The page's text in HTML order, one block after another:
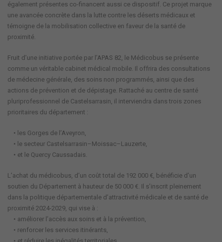
également présentes co-financent aussi ce dispositif. Ce projet marque
une avancée concrète dans la lutte contre les déserts médicaux et
témoigne de la mobilisation collective en faveur de la santé de
proximité.
Fruit d’une initiative portée par l’APAS 82, le Médicobus se présente
comme un véritable cabinet médical mobile. Il offrira des consultations
de médecine générale, des soins non programmés, ainsi que des
actions de prévention et de dépistage. Rattaché au centre de santé
pluriprofessionnel de Castelsarrasin, il interviendra dans trois zones
prioritaires du département :
• les Gorges de l’Aveyron,
• le secteur Castelsarrasin–Moissac–Lauzerte,
• et le Quercy Caussadais.
L’achat du médicobus, d’un coût total de 192 000 €, bénéficie d’un
soutien du Département à hauteur de 50 000 €. Il s’inscrit pleinement
dans la politique départementale d’attractivité médicale et de santé de
proximité 2024-2029, qui vise à :
• améliorer l’accès aux soins et à la prévention,
• renforcer les services itinérants,